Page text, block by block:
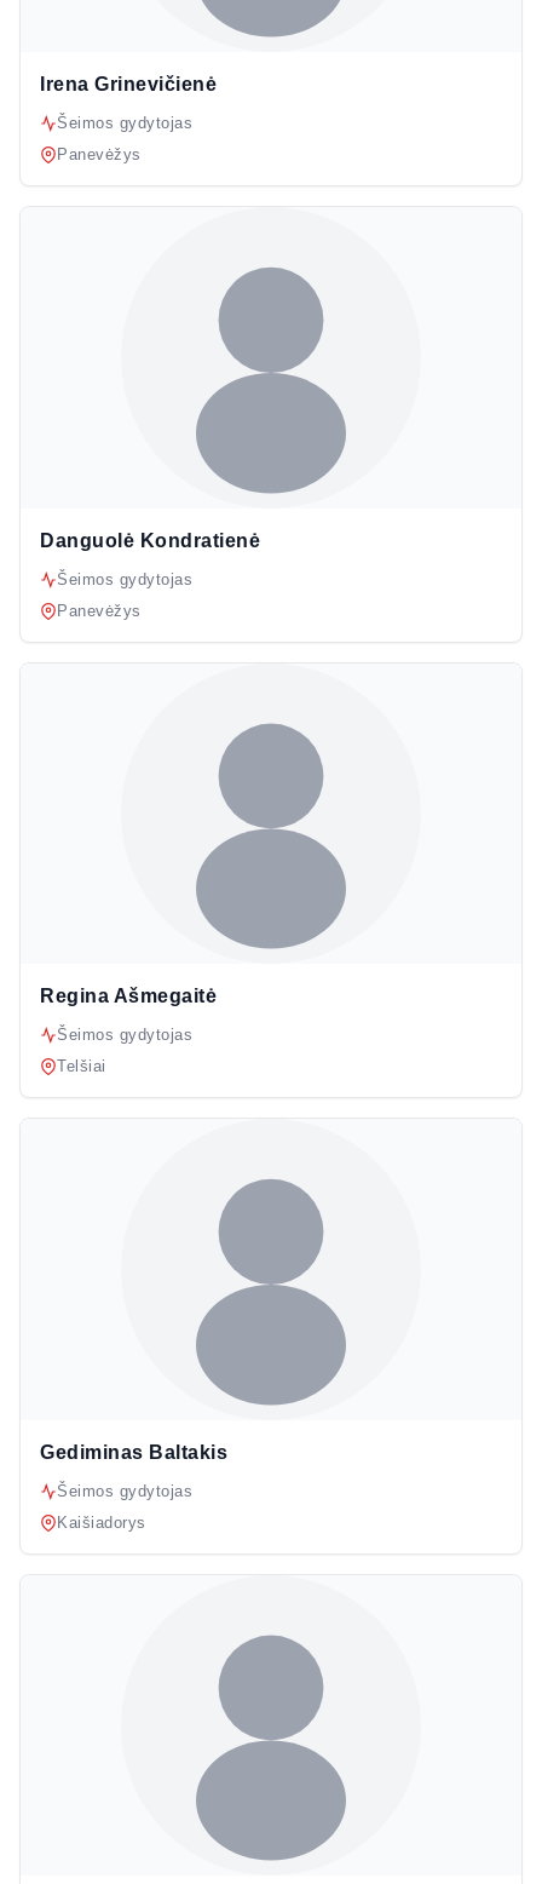
Irena Grinevičienė
Šeimos gydytojas
Panevėžys
Danguolė Kondratienė
Šeimos gydytojas
Panevėžys
Regina Ašmegaitė
Šeimos gydytojas
Telšiai
Gediminas Baltakis
Šeimos gydytojas
Kaišiadorys